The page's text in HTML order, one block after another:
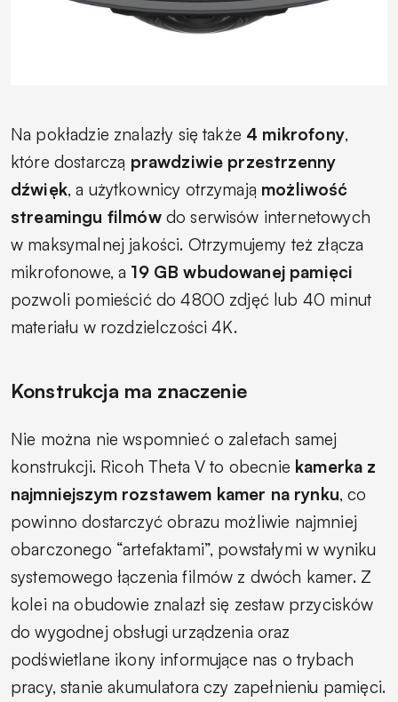
Na pokładzie znalazły się także 4 mikrofony,
które dostarczą prawdziwie przestrzenny
dźwięk, a użytkownicy otrzymają możliwość
streamingu filmówdo serwisów internetowych
w maksymalnej jakości. Otrzymujemy też złącza
mikrofonowe, a 19 GB wbudowanej pamięci
pozwoli pomieścić do 4800 zdjęć lub 40 minut
materiału w rozdzielczości 4K.
Konstrukcja ma znaczenie
Nie można nie wspomnieć o zaletach samej
konstrukcji. Ricoh Theta V to obecnie kamerka z
najmniejszym rozstawem kamer na rynku, co
powinno dostarczyć obrazu możliwie najmniej
obarczonego “artefaktami”, powstałymi w wyniku
systemowego łączenia filmów z dwóch kamer. Z
kolei na obudowie znalazł się zestaw przycisków
do wygodnej obsługi urządzenia oraz
podświetlane ikony informujące nas o trybach
pracy, stanie akumulatora czy zapełnieniu pamięci.